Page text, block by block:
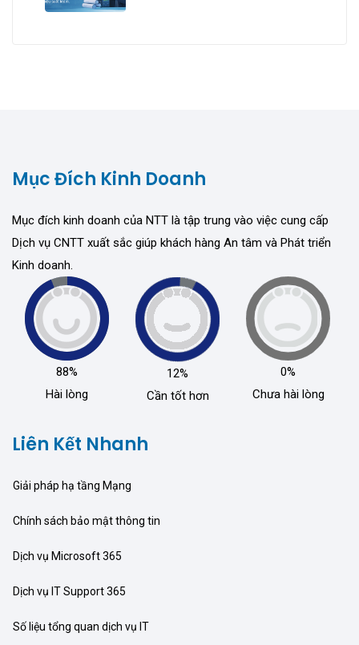
Mục Đích Kinh Doanh
Mục đích kinh doanh của NTT là tập trung vào việc cung cấp
Dịch vụ CNTT xuất sắc giúp khách hàng An tâm và Phát triển
Kinh doanh.
88%
Hài lòng
12%
Cần tốt hơn
0%
Chưa hài lòng
Liên Kết Nhanh
Giải pháp hạ tầng Mạng
Chính sách bảo mật thông tin
Dịch vụ Microsoft 365
Dịch vụ IT Support 365
Số liệu tổng quan dịch vụ IT